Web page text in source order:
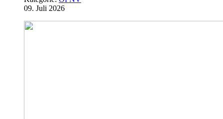
09. Juli 2026